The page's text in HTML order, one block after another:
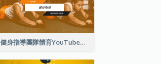
健身指導團隊體育YouTube頻道圖片